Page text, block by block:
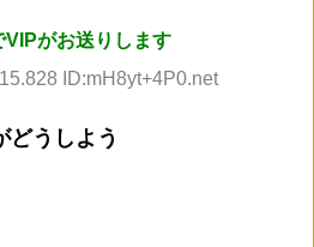
がお送りします
ID:mH8yt+4P0.net
どうしよう